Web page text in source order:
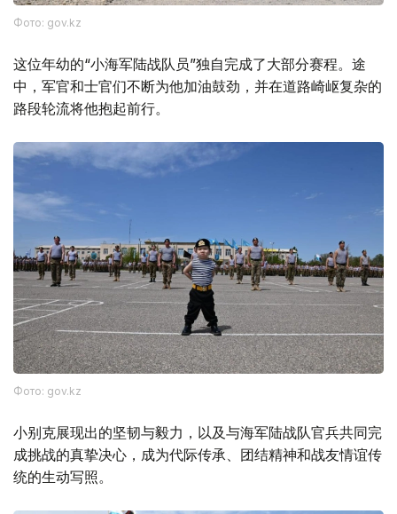
Фото: gov.kz
这位年幼的“小海军陆战队员”独自完成了大部分赛程。途
中，军官和士官们不断为他加油鼓劲，并在道路崎岖复杂的
路段轮流将他抱起前行。
Фото: gov.kz
小别克展现出的坚韧与毅力，以及与海军陆战队官兵共同完
成挑战的真挚决心，成为代际传承、团结精神和战友情谊传
统的生动写照。